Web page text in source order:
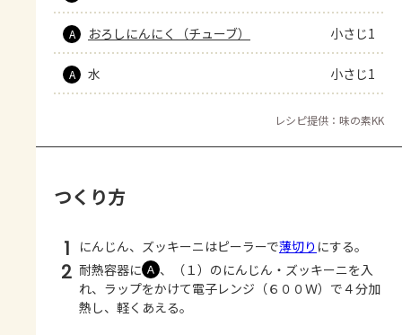
A おろしにんにく（チューブ） 小さじ1
A 水 小さじ1
レシピ提供：味の素KK
つくり方
1 にんじん、ズッキーニはピーラーで薄切り にする。
2 耐熱容器に Ａ 、（１）のにんじん・ズッキーニを入
れ、ラップをかけて電子レンジ（６００Ｗ）で４分加
熱し、軽くあえる。